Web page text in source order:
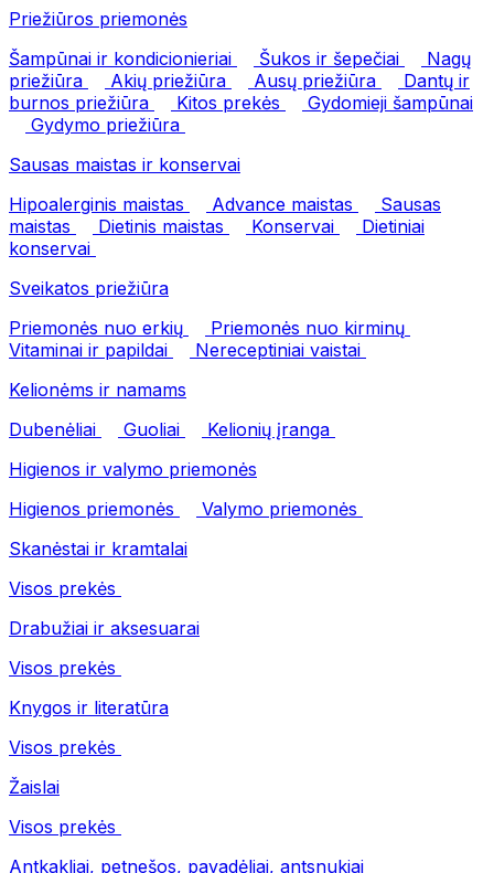
Priežiūros priemonės
Šampūnai ir kondicionieriai
Šukos ir šepečiai
Nagų
priežiūra
Akių priežiūra Ausų priežiūra
Dantų ir
burnos priežiūra
Kitos prekės
Gydomieji šampūnai
Gydymo priežiūra
Sausas maistas ir konservai
Hipoalerginis maistas
Advance maistas
Sausas
maistas
Dietinis maistas Konservai
Dietiniai
konservai
Sveikatos priežiūra
Priemonės nuo erkių
Priemonės nuo kirminų
Vitaminai ir papildai
Nereceptiniai vaistai
Kelionėms ir namams
Dubenėliai
Guoliai
Kelionių įranga
Higienos ir valymo priemonės
Higienos priemonės
Valymo priemonės
Skanėstai ir kramtalai
Visos prekės
Drabužiai ir aksesuarai
Visos prekės
Knygos ir literatūra
Visos prekės
Žaislai
Visos prekės
Antkakliai, petnešos, pavadėliai, antsnukiai